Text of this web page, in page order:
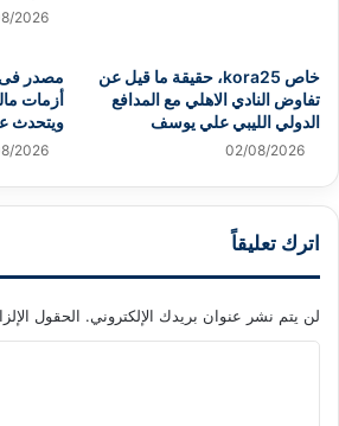
2026
خاص kora25، حقيقة ما قيل عن
تفاوض النادي الاهلي مع المدافع
الدولي الليبي علي يوسف
02/08/2026
مصدر فى
أزمات
ويتحدث
2026
اترك تعليقاً
لن يتم نشر عنوان بريدك الإلكتروني. الحقول